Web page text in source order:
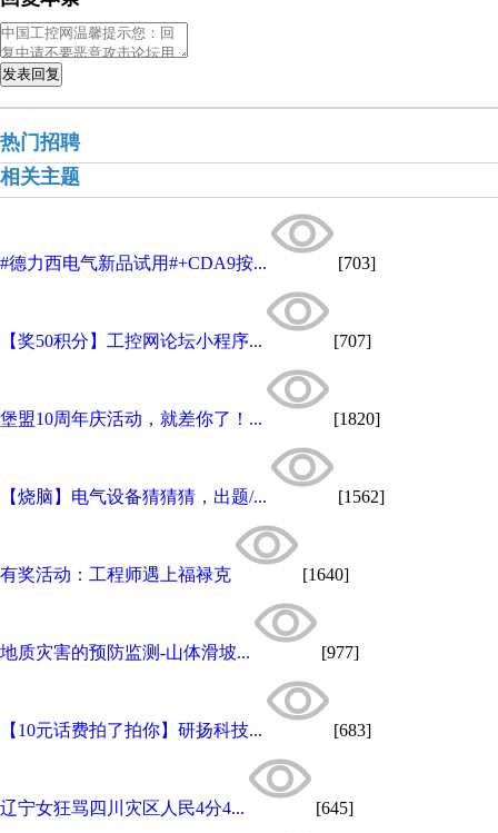
发表回复
热门招聘
相关主题
#德力西电气新品试用#+CDA9按... [703]
【奖50积分】工控网论坛小程序... [707]
堡盟10周年庆活动，就差你了！... [1820]
【烧脑】电气设备猜猜猜，出题/... [1562]
有奖活动：工程师遇上福禄克 [1640]
地质灾害的预防监测-山体滑坡... [977]
【10元话费拍了拍你】研扬科技... [683]
辽宁女狂骂四川灾区人民4分4... [645]